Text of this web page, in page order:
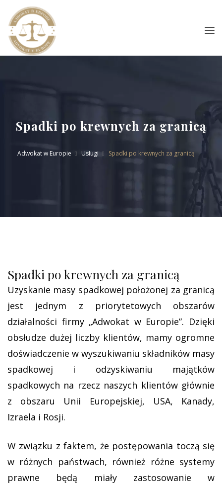
Spadki po krewnych za granicą
Adwokat w Europie Usługi Spadki po krewnych za granicą
Spadki po krewnych za granicą
Uzyskanie masy spadkowej położonej za granicą
jest jednym z priorytetowych obszarów
działalności firmy „Adwokat w Europie”. Dzięki
obsłudze dużej liczby klientów, mamy ogromne
doświadczenie w wyszukiwaniu składników masy
spadkowej i odzyskiwaniu majątków
spadkowych na rzecz naszych klientów głównie
z obszaru Unii Europejskiej, USA, Kanady,
Izraela i Rosji.
W związku z faktem, że postępowania toczą się
w różnych państwach, również różne systemy
prawne będą miały zastosowanie w